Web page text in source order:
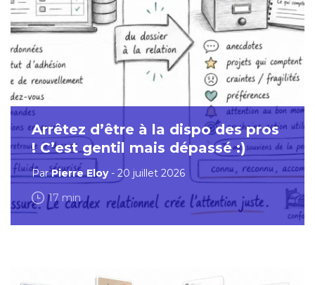
Arrêtez d’être à la dispo des pros
! C’est gentil mais dépassé :)
ParPierre Eloy- 20 juillet 2026
17 min